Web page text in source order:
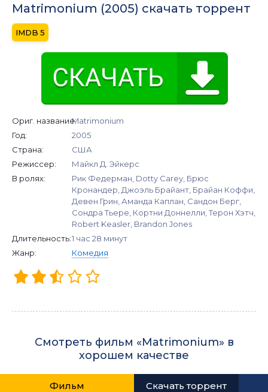
Matrimonium (2005) скачать торрент
5
Ориг. название:Matrimonium
Год:
2005
Страна:
США
Режиссер:
Майкл Д. Эйкерс
В ролях:
Рик Федерман, Dotty Carey, Брюс
Кронандер, Джоэль Брайант, Брайан Коффи,
Девен Грин, Аманда Каплан, Сандон Берг,
Сондра Тьере, Кортни Доннелли, Терон Хэтч,
Robert Keasler, Brandon Jones
Длительность:1 час 28 минут
Жанр:
Комедия
Смотреть фильм «Matrimonium» в
хорошем качестве
Фильм Скачать торрент